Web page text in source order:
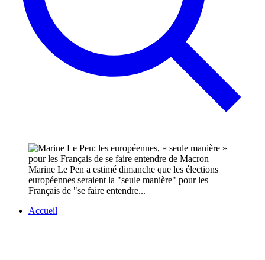
Marine Le Pen a estimé dimanche que les élections
européennes seraient la "seule manière" pour les
Français de "se faire entendre...
Accueil